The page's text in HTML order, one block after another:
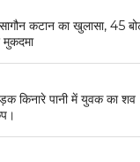
कटान का खुलासा, 45
मुकदमा
किनारे पानी में युवक का शव